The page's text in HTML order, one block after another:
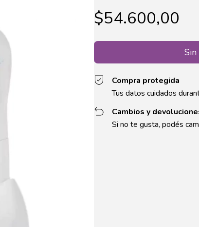
$54.600,00
Compra protegida
Tus datos cuidados
Cambios y
Si no te gusta, podés